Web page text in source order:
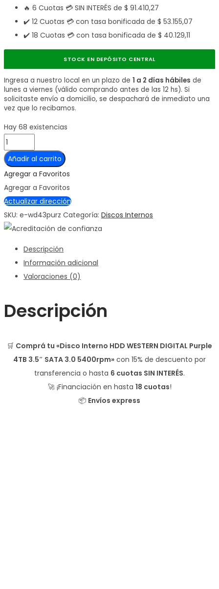
🔥 6 Cuotas 💳 SIN INTERÉS de $ 91.410,27
✔️ 12 Cuotas 💳 con tasa bonificada de $ 53.155,07
✔️ 18 Cuotas 💳 con tasa bonificada de $ 40.129,11
STOCK EN DEPÓSITO CENTRAL
Ingresa a nuestro local en un plazo de 1 a 2 días hábiles de
lunes a viernes (válido comprando antes de las 12 hs). Si
solicitaste envío a domicilio, se despachará de inmediato una
vez que lo recibamos.
Hay 68 existencias
Disco
Interno
HDD
WESTERN
DIGITAL
Purple
4TB
SATA
5400rpm
Añadir al carrito
Agregar a Favoritos
Agregar a Favoritos
Actualizar dirección
SKU: e-wd43purz Categoría: Discos Internos
Descripción
Información adicional
Valoraciones (0)
Descripción
🛒 Comprá tu «Disco Interno HDD WESTERN DIGITAL Purple
4TB 3.5″ SATA 3.0 5400rpm» con 15% de descuento por
transferencia o hasta 6 cuotas SIN INTERÉS.
🚀 ¡Financiación en hasta 18 cuotas!
📦 Envíos express